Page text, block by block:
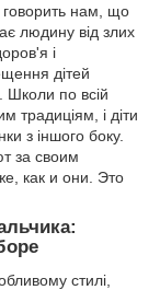
говорить нам, що
людину від злих
і
дітей
Школи по всій
традиціям, і діти
з іншого боку.
за своим
как и они. Это
стилі,